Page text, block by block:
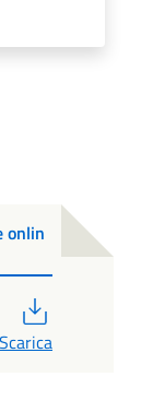
onlin
Scarica